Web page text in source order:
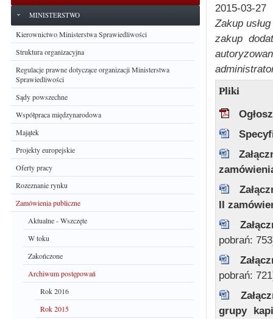
MINISTERSTWO
Kierownictwo Ministerstwa Sprawiedliwości
Struktura organizacyjna
Regulacje prawne dotyczące organizacji Ministerstwa
Sprawiedliwości
Sądy powszechne
Współpraca międzynarodowa
Majątek
Projekty europejskie
Oferty pracy
Rozeznanie rynku
Zamówienia publiczne
Aktualne - Wszczęte
W toku
Zakończone
Archiwum postępowań
Rok 2016
Rok 2015
2015-03-27
Zakup
zakup
Pliki
II
pobrań:
pobrań:
grupy